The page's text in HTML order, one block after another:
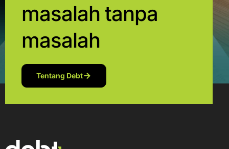
masalah tanpa
masalah
Tentang Debt